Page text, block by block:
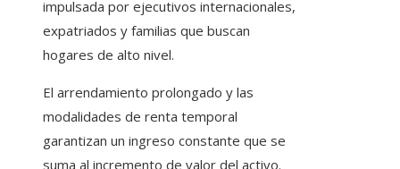
impulsada por ejecutivos internacionales,
expatriados y familias que buscan
hogares de alto nivel.
El arrendamiento prolongado y las
modalidades de renta temporal
garantizan un ingreso constante que se
suma al incremento de valor del activo.